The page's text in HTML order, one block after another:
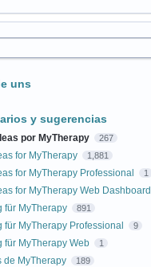
uns
y sugerencias
por MyTherapy 267
for MyTherapy 1,881
for MyTherapy Professional 1
for MyTherapy Web Dashboard
für MyTherapy 891
für MyTherapy Professional 9
für MyTherapy Web 1
de MyTherapy 189